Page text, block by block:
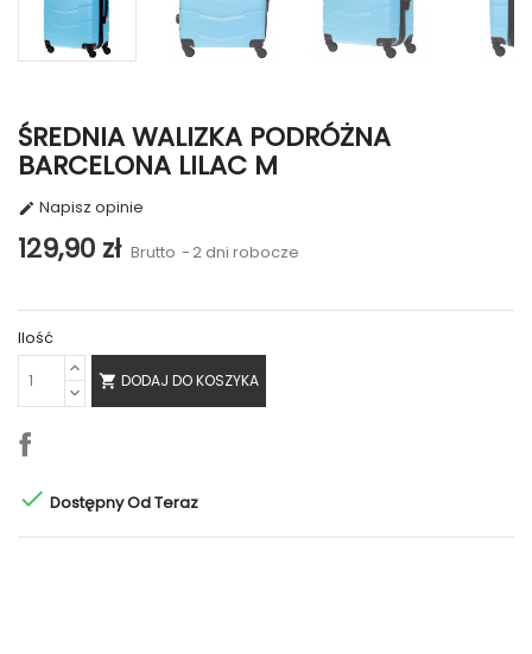
ŚREDNIA WALIZKA PODRÓŻNA
BARCELONA LILAC M
 Napisz opinie
129,90 zł Brutto 2 dni robocze
Ilość
 DODAJ DO KOSZYKA
 Dostępny Od Teraz